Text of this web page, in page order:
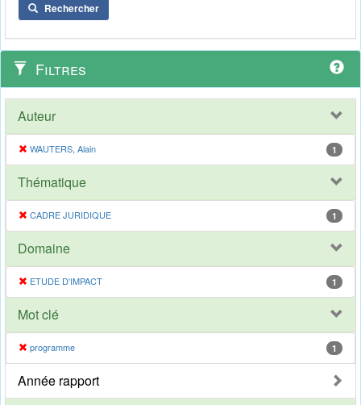
Rechercher
Filtres
Auteur
WAUTERS, Alain 1
Thématique
CADRE JURIDIQUE 1
Domaine
ETUDE D'IMPACT 1
Mot clé
programme 1
Année rapport